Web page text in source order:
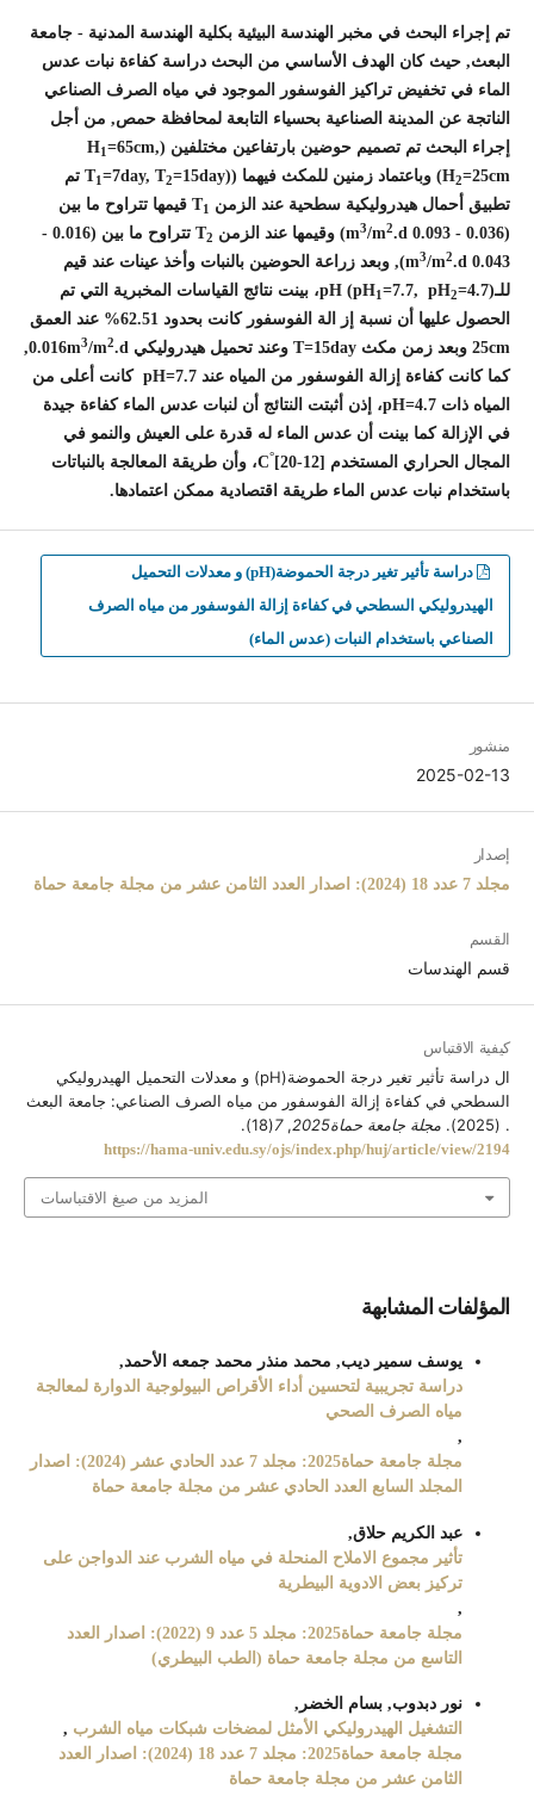
تم إجراء البحث في مخبر الهندسة البيئية بكلية الهندسة المدنية - جامعة
البعث, حيث كان الهدف الأساسي من البحث دراسة كفاءة نبات عدس
الماء في تخفيض تراكيز الفوسفور الموجود في مياه الصرف الصناعي
الناتجة عن المدينة الصناعية بحسياء التابعة لمحافظة حمص, من أجل
إجراء البحث تم تصميم حوضين بارتفاعين مختلفين (H
1=65cm,
H2=25cm) وباعتماد زمنين للمكث فيهما ((T 1=7day, T2
=15day تم
تطبيق أحمال هيدروليكية سطحية عند الزمن T
1
قيمها تتراوح ما بين
(0.036 - 0.093 m
3/m2.d) وقيمها عند الزمن T 2
تتراوح ما بين (0.016 -
0.043 m
3/m2
.d), وبعد زراعة الحوضين بالنبات وأخذ عينات عند قيم
للـ(pH
1=7.7, pH2
=4.7) pH، بينت نتائج القياسات المخبرية التي تم
الحصول عليها أن نسبة إز الة الفوسفور كانت بحدود 62.51% عند العمق
25cm وبعد زمن مكث T=15day وعند تحميل هيدروليكي 0.016m
3/m2
.d,
كما كانت كفاءة إزالة الفوسفور من المياه عند pH=7.7 كانت أعلى من
المياه ذات 4.7=pH، إذن أثبتت النتائج أن لنبات عدس الماء كفاءة جيدة
في الإزالة كما بينت أن عدس الماء له قدرة على العيش والنمو في
المجال الحراري المستخدم [12-20]
°
C، وأن طريقة المعالجة بالنباتات
باستخدام نبات عدس الماء طريقة اقتصادية ممكن اعتمادها.
دراسة تأثير تغير درجة الحموضة(pH) و معدلات التحميل
الهيدروليكي السطحي في كفاءة إزالة الفوسفور من مياه الصرف
الصناعي باستخدام النبات (عدس الماء)
منشور
2025-02-13
إصدار
مجلد 7 عدد 18 (2024): اصدار العدد الثامن عشر من مجلة جامعة حماة
القسم
قسم الهندسات
كيفية الاقتباس
ال دراسة تأثير تغير درجة الحموضة(pH) و معدلات التحميل الهيدروليكي
السطحي في كفاءة إزالة الفوسفور من مياه الصرف الصناعي: جامعة البعث
. (2025).
مجلة جامعة حماة2025 ,
7
(18).
https://hama-univ.edu.sy/ojs/index.php/huj/article/view/2194
المزيد من صيغ الاقتباسات
المؤلفات المشابهة
يوسف سمير ديب, محمد منذر محمد جمعه الأحمد,
دراسة تجريبية لتحسين أداء الأقراص البيولوجية الدوارة لمعالجة
مياه الصرف الصحي
,
مجلة جامعة حماة2025: مجلد 7 عدد الحادي عشر (2024): اصدار
المجلد السابع العدد الحادي عشر من مجلة جامعة حماة
عبد الكريم حلاق,
تأثير مجموع الاملاح المنحلة في مياه الشرب عند الدواجن على
تركيز بعض الادوية البيطرية
,
مجلة جامعة حماة2025: مجلد 5 عدد 9 (2022): اصدار العدد
التاسع من مجلة جامعة حماة (الطب البيطري)
نور دبدوب, بسام الخضر,
التشغيل الهيدروليكي الأمثل لمضخات شبكات مياه الشرب ,
مجلة جامعة حماة2025: مجلد 7 عدد 18 (2024): اصدار العدد
الثامن عشر من مجلة جامعة حماة